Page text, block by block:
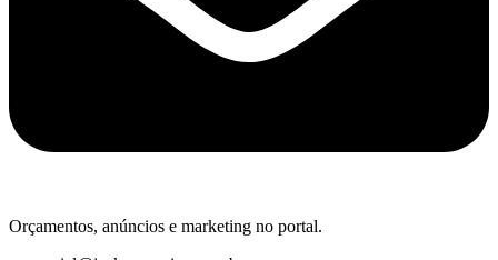
Orçamentos, anúncios e marketing no portal.